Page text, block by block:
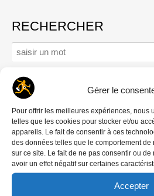
Gérer le
Pour offrir les meilleures expériences, nous
telles que les cookies pour stocker et/ou
appareils. Le fait de consentir à ces
des données telles que le comportement
sur ce site. Le fait de ne pas consentir ou
avoir un effet négatif sur certaines
Accepter
RECHERCHER
Rechercher :
Se connecter
Mot de passe oublié ?
Créer un compte
Comment contribuer
Nous écrire
‘DREDI LETTRE HEBDO